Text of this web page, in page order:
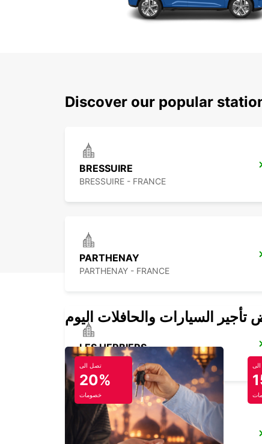
Discover our popular
BRESSUIRE
BRESSUIRE - FRANCE
PARTHENAY
PARTHENAY - FRANCE
LES HERBIERS
LES HERBIERS - FRANCE
NIORT EST
تصل الى
20%
خصومات